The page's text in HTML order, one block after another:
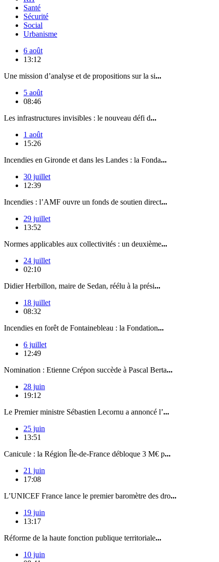
Santé
Sécurité
Social
Urbanisme
6 août
13:12
Une mission d’analyse et de propositions sur la si...
5 août
08:46
Les infrastructures invisibles : le nouveau défi d...
1 août
15:26
Incendies en Gironde et dans les Landes : la Fonda...
30 juillet
12:39
Incendies : l’AMF ouvre un fonds de soutien direct...
29 juillet
13:52
Normes applicables aux collectivités : un deuxième...
24 juillet
02:10
Didier Herbillon, maire de Sedan, réélu à la prési...
18 juillet
08:32
Incendies en forêt de Fontainebleau : la Fondation...
6 juillet
12:49
Nomination : Etienne Crépon succède à Pascal Berta...
28 juin
19:12
Le Premier ministre Sébastien Lecornu a annoncé l’...
25 juin
13:51
Canicule : la Région Île-de-France débloque 3 M€ p...
21 juin
17:08
L’UNICEF France lance le premier baromètre des dro...
19 juin
13:17
Réforme de la haute fonction publique territoriale...
10 juin